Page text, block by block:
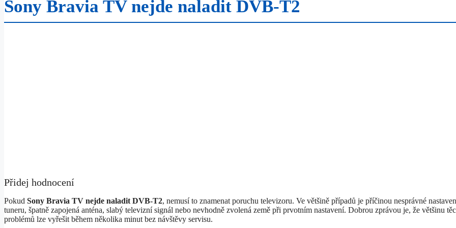
Sony Bravia TV nejde naladit DVB-T2
Přidej hodnocení
Pokud Sony Bravia TV nejde naladit DVB-T2, nemusí to znamenat poruchu televizoru. Ve většině případů je příčinou nesprávné
tuneru, špatně zapojená anténa, slabý televizní signál nebo nevhodně zvolená země při prvotním nastavení. Dobrou zprávou je, že většinu
problémů lze vyřešit během několika minut bez návštěvy servisu.